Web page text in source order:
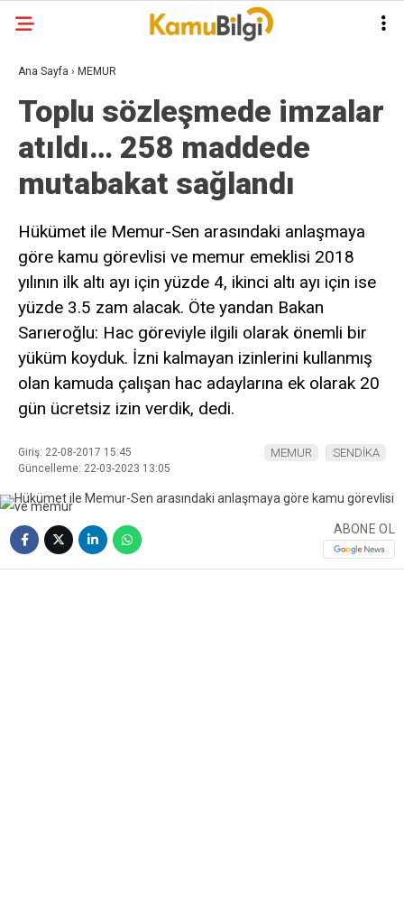
Ana Sayfa › MEMUR
Toplu sözleşmede imzalar
atıldı… 258 maddede
mutabakat sağlandı
Hükümet ile Memur-Sen arasındaki anlaşmaya
göre kamu görevlisi ve memur emeklisi 2018
yılının ilk altı ayı için yüzde 4, ikinci altı ayı için ise
yüzde 3.5 zam alacak. Öte yandan Bakan
Sarıeroğlu: Hac göreviyle ilgili olarak önemli bir
yüküm koyduk. İzni kalmayan izinlerini kullanmış
olan kamuda çalışan hac adaylarına ek olarak 20
gün ücretsiz izin verdik, dedi.
Giriş: 22-08-2017 15:45
Güncelleme: 22-03-2023 13:05
MEMUR SENDİKA
ABONE OL